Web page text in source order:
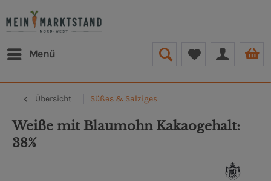
Menü
Übersicht Süßes & Salziges
Weiße mit Blaumohn Kakaogehalt:
38%